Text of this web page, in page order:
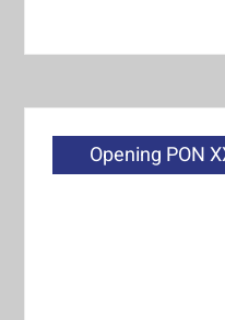
Opening PON